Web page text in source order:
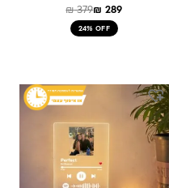
₪379₪ 289
24% OFF